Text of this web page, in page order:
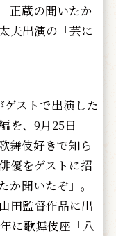
正蔵の聞いたか
夫出演の「芸に
ストで出演した
を、9月25日
舞伎好きで知ら
優をゲストに招
か聞いたぞ」。
田監督作品に出
に歌舞伎座「八